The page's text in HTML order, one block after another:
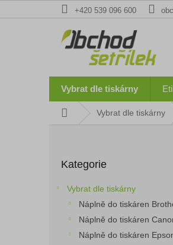
na
+420 539 096 600
Vybrat dle tiskárny
Domů Vybrat dle tiskárny
kategorie
Kategorie
Vybrat dle tiskárny
Náplně do tiskáren
Náplně do tiskáren
Náplně do tiskáren